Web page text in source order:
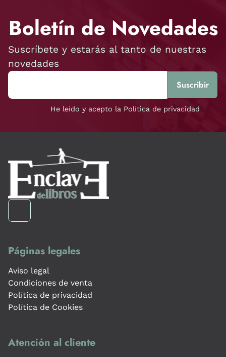
Boletín de Novedades
Suscríbete y estarás al tanto de nuestras
novedades
He leído y acepto la Política de privacidad
Páginas legales
Aviso legal
Condiciones de venta
Política de privacidad
Política de Cookies
Atención al cliente